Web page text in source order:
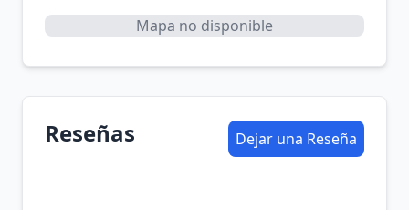
Mapa no disponible
Reseñas Dejar una Reseña